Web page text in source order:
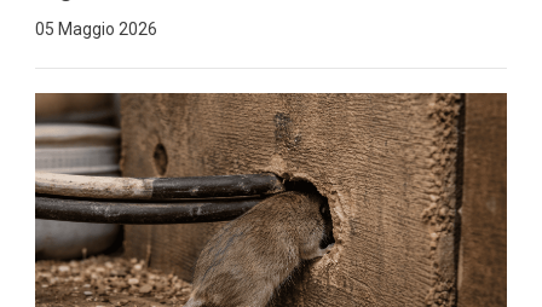
05 Maggio 2026